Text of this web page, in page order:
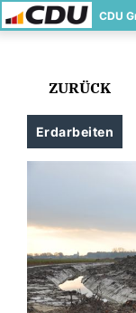
CDU
ZURÜCK
Erdarbeiten